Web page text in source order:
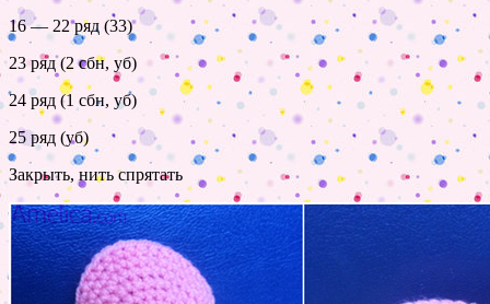
16 — 22 ряд (33)
23 ряд (2 сбн, уб)
24 ряд (1 сбн, уб)
25 ряд (уб)
Закрыть, нить спрятать